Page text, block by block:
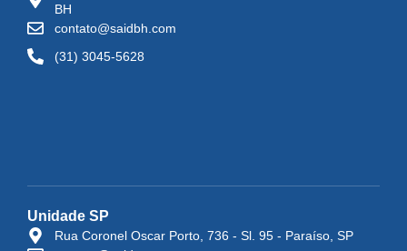
BH
contato@saidbh.com
(31) 3045-5628
Unidade SP
Rua Coronel Oscar Porto, 736 - Sl. 95 - Paraíso, SP